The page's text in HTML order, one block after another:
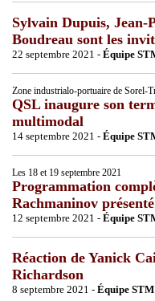
Sylvain Dupuis, Jean-
Boudreau sont les
22 septembre 2021 - Équipe
Zone industrialo-portuaire de Sorel-
QSL inaugure son
multimodal
14 septembre 2021 - Équipe
Les 18 et 19 septembre 2021
Programmation
Rachmaninov
12 septembre 2021 - Équipe
Réaction de Yanick
Richardson
8 septembre 2021 - Équipe STM